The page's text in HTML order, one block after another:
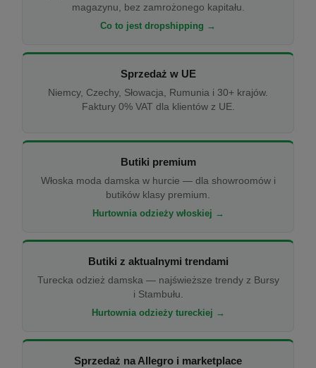
magazynu, bez zamrożonego kapitału.
Co to jest dropshipping →
Sprzedaż w UE
Niemcy, Czechy, Słowacja, Rumunia i 30+ krajów.
Faktury 0% VAT dla klientów z UE.
Butiki premium
Włoska moda damska w hurcie — dla showroomów i
butików klasy premium.
Hurtownia odzieży włoskiej →
Butiki z aktualnymi trendami
Turecka odzież damska — najświeższe trendy z Bursy
i Stambułu.
Hurtownia odzieży tureckiej →
Sprzedaż na Allegro i marketplace